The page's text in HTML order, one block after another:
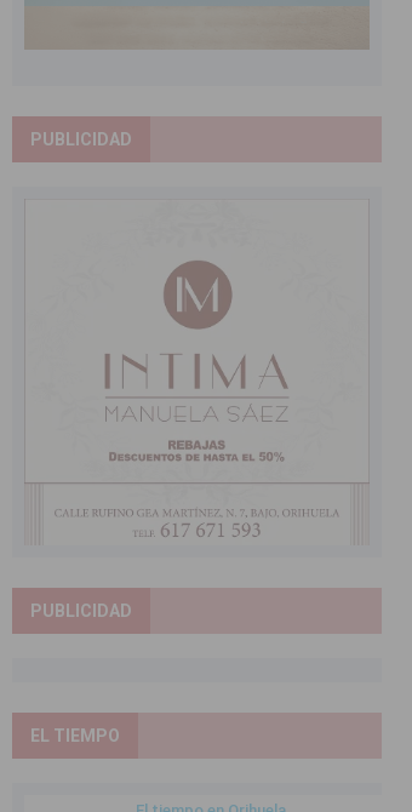
PUBLICIDAD
PUBLICIDAD
EL TIEMPO